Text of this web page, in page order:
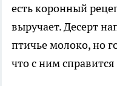
есть коронный
выручает. Десерт
птичье молоко, но
что с ним